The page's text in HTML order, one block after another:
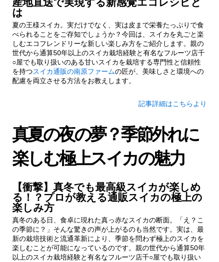
は
夏の王様スイカ。実だけでなく、実は皮まで栄養たっぷりで食
べられることをご存知でしょうか？今回は、スイカを丸ごと楽
しむエコフレンドリーな新しい楽しみ方をご紹介します。親の
世代から通算50年以上のスイカ栽培経験と有名なフルーツ店千
○屋でも取り扱いのある甘いスイカを栽培する専門性と信頼性
を持つスイカ通販の南原ファームの匠が、美味しさと環境への
配慮を両立させる方法をお教えします。
記事詳細はこちらより
真夏の夜の夢？季節外れに
楽しむ極上スイカの魅力
【衝撃】真冬でも最高級スイカが楽しめ
る！？プロが教える通販スイカの極上の
楽しみ方
真冬のある日、食卓に現れた真っ赤なスイカの断面。「え？こ
の季節に？」そんな驚きの声が上がるのも当然です。実は、最
新の栽培技術と流通革新により、季節を問わず極上のスイカを
楽しむことが可能になっているのです。親の世代から通算50年
以上のスイカ栽培経験と有名なフルーツ店千○屋でも取り扱い